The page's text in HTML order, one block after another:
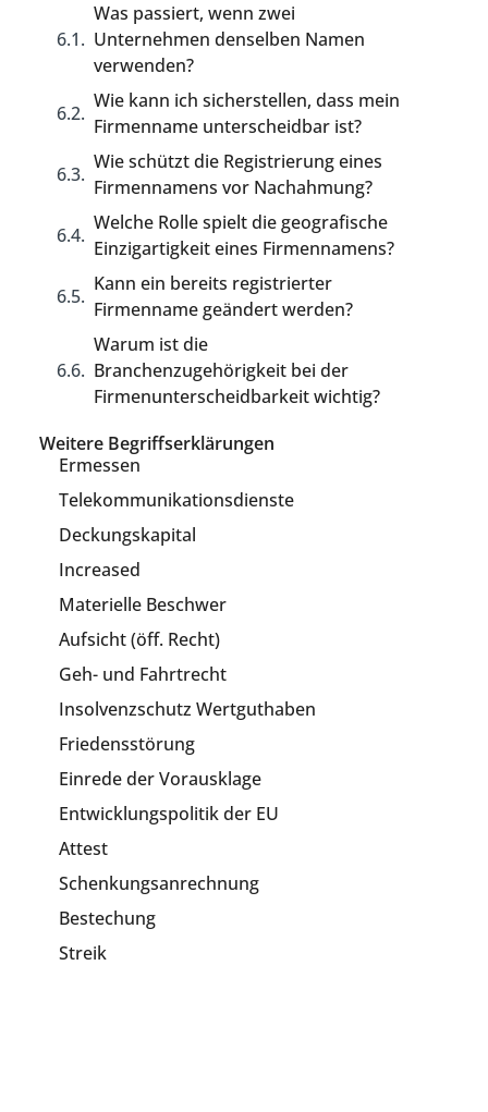
Was passiert, wenn zwei
Unternehmen denselben Namen
verwenden?
Wie kann ich sicherstellen, dass mein
Firmenname unterscheidbar ist?
Wie schützt die Registrierung eines
Firmennamens vor Nachahmung?
Welche Rolle spielt die geografische
Einzigartigkeit eines Firmennamens?
Kann ein bereits registrierter
Firmenname geändert werden?
Warum ist die
Branchenzugehörigkeit bei der
Firmenunterscheidbarkeit wichtig?
Weitere Begriffserklärungen
Ermessen
Telekommunikationsdienste
Deckungskapital
Increased
Materielle Beschwer
Aufsicht (öff. Recht)
Geh- und Fahrtrecht
Insolvenzschutz Wertguthaben
Friedensstörung
Einrede der Vorausklage
Entwicklungspolitik der EU
Attest
Schenkungsanrechnung
Bestechung
Streik